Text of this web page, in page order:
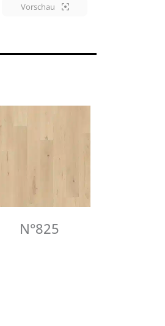
Vorschau
N°825